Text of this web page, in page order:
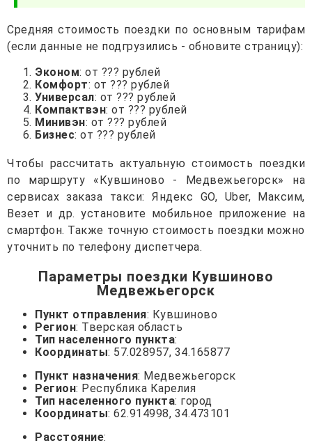
Средняя стоимость поездки по основным тарифам
(если данные не подгрузились - обновите страницу):
Эконом: от ??? рублей
Комфорт: от ??? рублей
Универсал: от ??? рублей
Компактвэн: от ??? рублей
Минивэн: от ??? рублей
Бизнес: от ??? рублей
Чтобы рассчитать актуальную стоимость поездки
по маршруту «Кувшиново - Медвежьегорск» на
сервисах заказа такси: Яндекс GO, Uber, Максим,
Везет и др. установите мобильное приложение на
смартфон. Также точную стоимость поездки можно
уточнить по телефону диспетчера.
Параметры поездки Кувшиново
Медвежьегорск
Пункт отправления: Кувшиново
Регион: Тверская область
Тип населенного пункта:
Координаты: 57.028957, 34.165877
Пункт назначения: Медвежьегорск
Регион: Республика Карелия
Тип населенного пункта: город
Координаты: 62.914998, 34.473101
Расстояние: